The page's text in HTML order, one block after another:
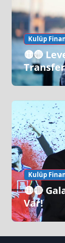
Kulüp
🟡🔴
Kulüp
🟡🔴
Var!